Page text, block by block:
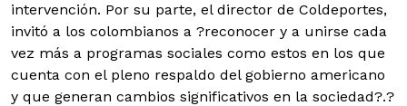
intervención. Por su parte, el director de Coldeportes,
invitó a los colombianos a ?reconocer y a unirse cada
vez más a programas sociales como estos en los que
cuenta con el pleno respaldo del gobierno americano
y que generan cambios significativos en la sociedad?.?